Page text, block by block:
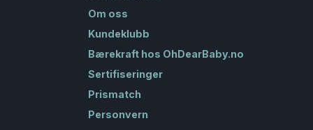
Om oss
Kundeklubb
Bærekraft hos OhDearBaby.no
Sertifiseringer
Prismatch
Personvern